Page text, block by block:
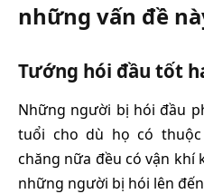
những vấn đề
Tướng hói đầu tốt
Những người bị hói đầu
tuổi cho dù họ có
chăng nữa đều có vận khí
những người bị hói lên